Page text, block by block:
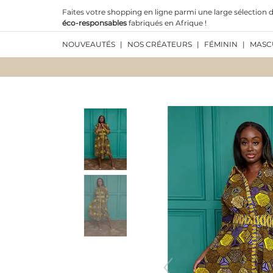
Faites votre shopping en ligne parmi une large sélection
éco-responsables fabriqués en Afrique !
NOUVEAUTÉS | NOS CRÉATEURS | FÉMININ |